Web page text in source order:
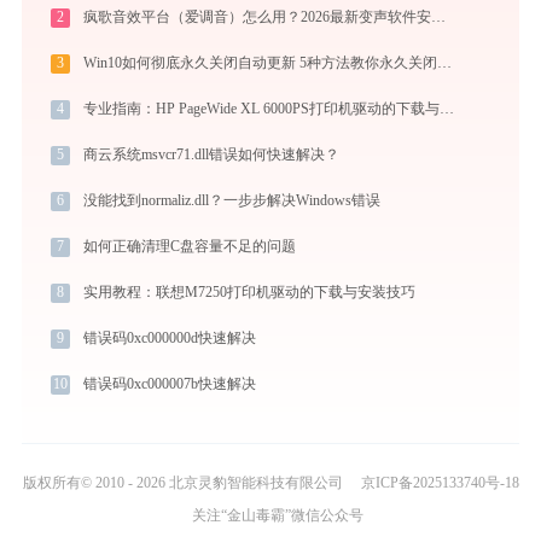
2 疯歌音效平台（爱调音）怎么用？2026最新变声软件安装与使用全攻略
3 Win10如何彻底永久关闭自动更新 5种方法教你永久关闭win10自动更新
4 专业指南：HP PageWide XL 6000PS打印机驱动的下载与安装步骤详解
5 商云系统msvcr71.dll错误如何快速解决？
6 没能找到normaliz.dll？一步步解决Windows错误
7 如何正确清理C盘容量不足的问题
8 实用教程：联想M7250打印机驱动的下载与安装技巧
9 错误码0xc000000d快速解决
10 错误码0xc000007b快速解决
版权所有© 2010 - 2026 北京灵豹智能科技有限公司
京ICP备2025133740号-18
关注“金山毒霸”微信公众号